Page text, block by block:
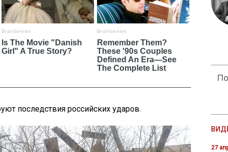
последствия российских ударов.
27